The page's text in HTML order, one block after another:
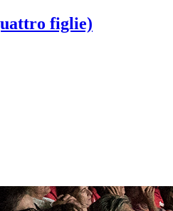
figlie)